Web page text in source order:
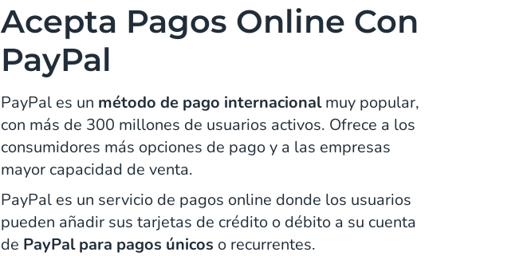
Acepta Pagos Online Con
PayPal
PayPal es un método de pago internacionalmuy popular,
con más de 300 millones de usuarios activos. Ofrece a los
consumidores más opciones de pago y a las empresas
mayor capacidad de venta.
PayPal es un servicio de pagos online donde los usuarios
pueden añadir sus tarjetas de crédito o débito a su cuenta
de PayPal para pagos únicos o recurrentes.